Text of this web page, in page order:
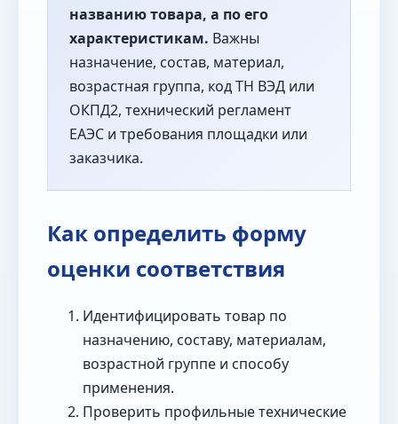
названию товара, а по его
характеристикам. Важны
назначение, состав, материал,
возрастная группа, код ТН ВЭД или
ОКПД2, технический регламент
ЕАЭС и требования площадки или
заказчика.
Как определить форму
оценки соответствия
Идентифицировать товар по
назначению, составу, материалам,
возрастной группе и способу
применения.
Проверить профильные технические